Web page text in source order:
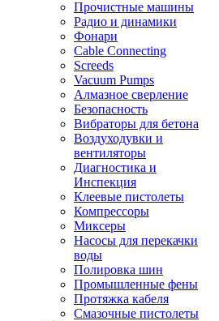
Прочистные машины
Радио и динамики
Фонари
Cable Connecting
Screeds
Vacuum Pumps
Алмазное сверление
Безопасность
Вибраторы для бетона
Воздуходувки и
вентиляторы
Диагностика и
Инспекция
Клеевые пистолеты
Компрессоры
Миксеры
Насосы для перекачки
воды
Полировка шин
Промышленные фены
Протяжка кабеля
Смазочные пистолеты